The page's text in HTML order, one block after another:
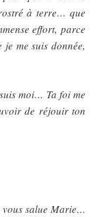
à terre… que
effort, parce
me suis donnée,
moi… Ta foi me
de réjouir ton
vous salue Marie…